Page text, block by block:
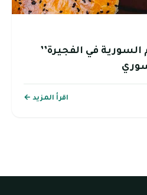
في الفجيرة’’
اقرأ المزيد ←